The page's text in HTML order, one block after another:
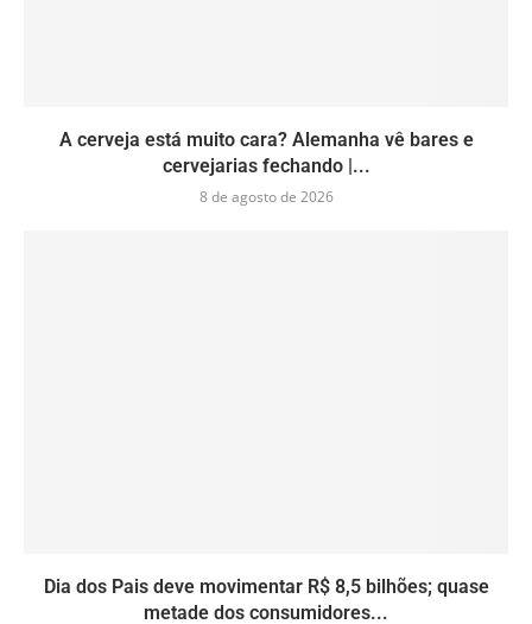
A cerveja está muito cara? Alemanha vê bares e
cervejarias fechando |...
8 de agosto de 2026
Dia dos Pais deve movimentar R$ 8,5 bilhões; quase
metade dos consumidores...